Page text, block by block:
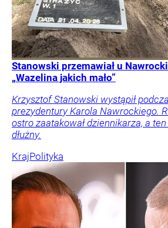
Stanowski przemawiał u
„Wazelina jakich mało”
Krzysztof Stanowski wystąpił
prezydentury Karola Nawrockiego.
ostro zaatakował dziennikarza, a
dłużny.
KrajPolityka